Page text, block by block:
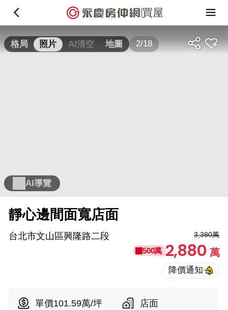
買屋
格局 照片 AI清空 地圖 2/18
AI導覽
靜心邊間面寬店面
台北市文山區興隆路二段 3,380萬
500萬 2,880萬
單價101.59萬/坪 店面